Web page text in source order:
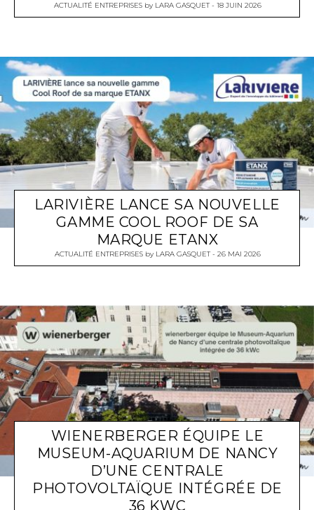
ACTUALITÉ ENTREPRISESby LARA GASQUET 18 JUIN 2026
LARIVIÈRE LANCE SA NOUVELLE
GAMME COOL ROOF DE SA
MARQUE ETANX
ACTUALITÉ ENTREPRISESby LARA GASQUET 26 MAI 2026
WIENERBERGER ÉQUIPE LE
MUSEUM-AQUARIUM DE NANCY
D’UNE CENTRALE
PHOTOVOLTAÏQUE INTÉGRÉE DE
36 KWC